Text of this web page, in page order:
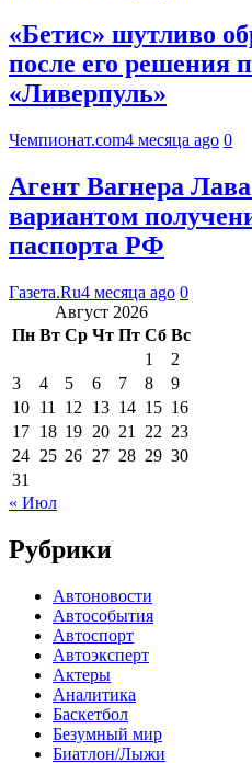
«Бетис» шутливо
после его решения
«Ливерпуль»
Чемпионат.com4 месяца ago 0
Агент Вагнера
вариантом
паспорта РФ
Газета.Ru4 месяца ago 0
Август 2026
Пн Вт Ср Чт Пт Сб Вс
1
2
3
4 5 6 7 8
9
10 11 12 13 14 15 16
17 18 19 20 21 22 23
24 25 26 27 28 29 30
31
« Июл
Рубрики
Автоновости
Автособытия
Автоспорт
Автоэксперт
Актеры
Аналитика
Баскетбол
Безумный мир
Биатлон/Лыжи